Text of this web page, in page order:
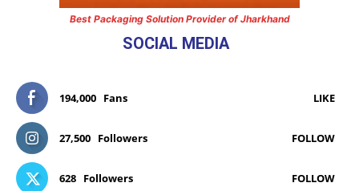
Best Packaging Solution Provider of Jharkhand
SOCIAL MEDIA
194,000 Fans LIKE
27,500 Followers FOLLOW
628 Followers FOLLOW